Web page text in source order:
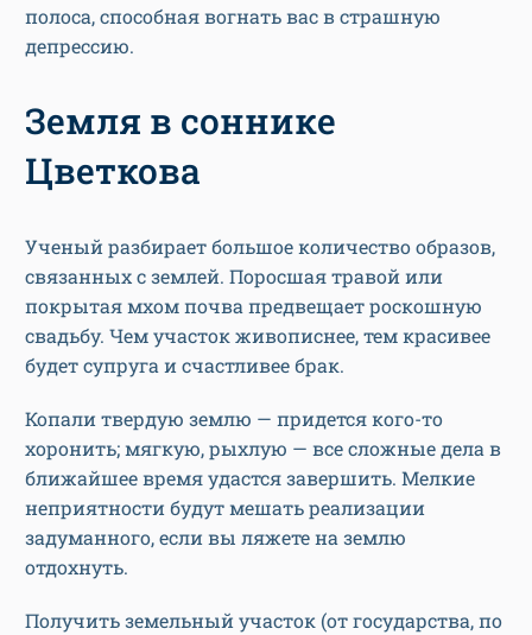
полоса, способная вогнать вас в страшную
депрессию.
Земля в соннике
Цветкова
Ученый разбирает большое количество образов,
связанных с землей. Поросшая травой или
покрытая мхом почва предвещает роскошную
свадьбу. Чем участок живописнее, тем красивее
будет супруга и счастливее брак.
Копали твердую землю — придется кого-то
хоронить; мягкую, рыхлую — все сложные дела в
ближайшее время удастся завершить. Мелкие
неприятности будут мешать реализации
задуманного, если вы ляжете на землю
отдохнуть.
Получить земельный участок (от государства, по